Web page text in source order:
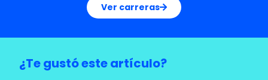
Ver carreras
¿Te gustó este artículo?